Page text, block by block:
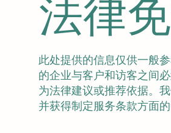
法律
此处提供的信息仅供一般
的企业与客户和访客之间
为法律建议或推荐依据。
并获得制定服务条款方面的